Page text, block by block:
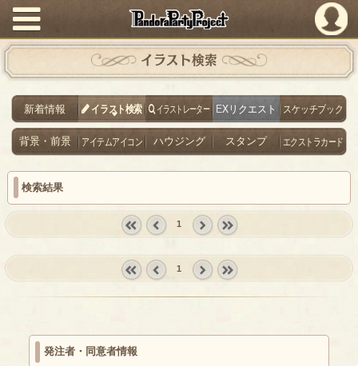
PandoraPartyProject
イラスト検索
新着情報 イラスト検索 イラストレーター EXリクエスト スケッチブック
背景・前景 アイテムアイコン ハウジング スタンプ エクストラカード
検索結果
prev
1
1
発注者・同意者情報